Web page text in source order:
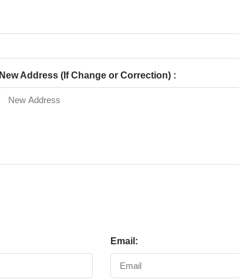
New Address (If Change or Correction) :
Email: